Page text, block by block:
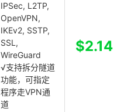
IPSec, L2TP,
OpenVPN,
IKEv2, SSTP,
SSL,
WireGuard
√支持拆分隧道
功能，可指定
程序走VPN通
道
$2.14